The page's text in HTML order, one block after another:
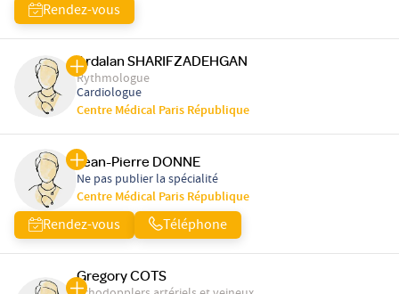
Rendez-vous
Ardalan SHARIFZADEHGAN
Rythmologue
Cardiologue
Centre Médical Paris République
Jean-Pierre DONNE
Ne pas publier la spécialité
Centre Médical Paris République
Rendez-vous Téléphone
Gregory COTS